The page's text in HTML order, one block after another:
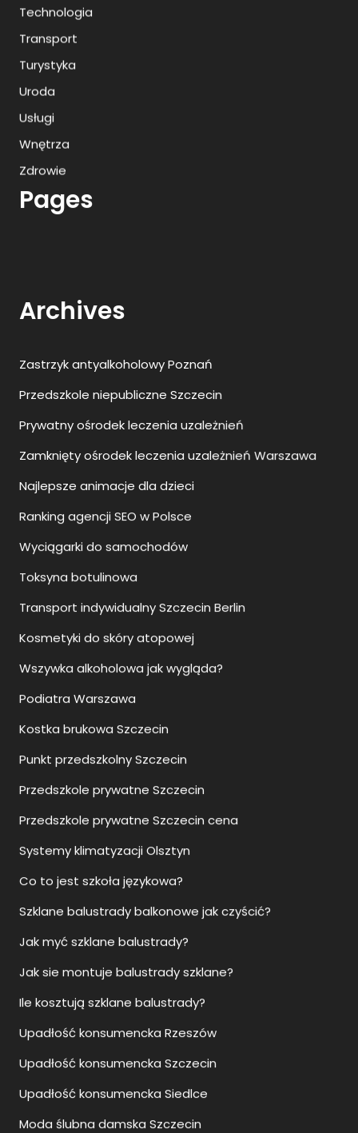
Technologia
Transport
Turystyka
Uroda
Usługi
Wnętrza
Zdrowie
Pages
Zastrzyk antyalkoholowy Poznań
Prywatny ośrodek leczenia uzależnień
Zamknięty ośrodek leczenia uzależnień Warszawa
Najlepsze animacje dla dzieci
Ranking agencji SEO w Polsce
Wyciągarki do samochodów
Toksyna botulinowa
Transport indywidualny Szczecin Berlin
Kosmetyki do skóry atopowej
Wszywka alkoholowa jak wygląda?
Podiatra Warszawa
Kostka brukowa Szczecin
Punkt przedszkolny Szczecin
Przedszkole prywatne Szczecin
Przedszkole prywatne Szczecin cena
Systemy klimatyzacji Olsztyn
Co to jest szkoła językowa?
Szklane balustrady balkonowe jak czyścić?
Jak myć szklane balustrady?
Jak sie montuje balustrady szklane?
Ile kosztują szklane balustrady?
Upadłość konsumencka Rzeszów
Upadłość konsumencka Szczecin
Upadłość konsumencka Siedlce
Moda ślubna damska Szczecin
Moda ślubna Szczecin
Salon sukien ślubnych Szczecin